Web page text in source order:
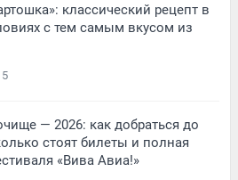
классический рецепт в
с тем самым вкусом из
— 2026: как добраться до
стоят билеты и полная
«Вива Авиа!»